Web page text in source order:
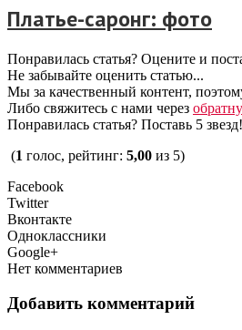
Платье-саронг: фото
Понравилась статья? Оцените и
Не забывайте оценить статью...
Мы за качественный контент,
Либо свяжитесь с нами через
Понравилась статья? Поставь 5 звезд!
(1 голос, рейтинг: 5,00 из 5)
Facebook
Twitter
Вконтакте
Одноклассники
Google+
Нет комментариев
Добавить комментарий